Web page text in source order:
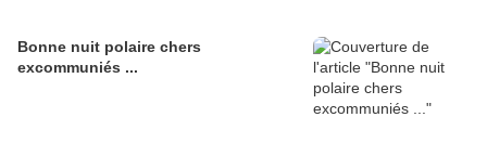
Bonne nuit polaire chers
excommuniés ...